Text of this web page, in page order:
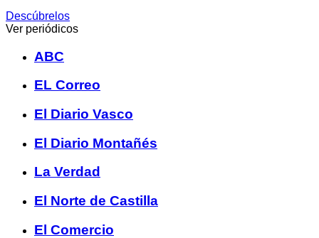
Descúbrelos
Ver periódicos
ABC
EL Correo
El Diario Vasco
El Diario Montañés
La Verdad
El Norte de Castilla
El Comercio